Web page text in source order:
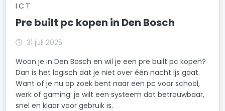
ICT
Pre built pc kopen in Den Bosch
31 juli 2025
Woon je in Den Bosch en wil je een pre built pc kopen?
Dan is het logisch dat je niet over één nacht ijs gaat.
Want of je nu op zoek bent naar een pc voor school,
werk of gaming: je wilt een systeem dat betrouwbaar,
snel en klaar voor gebruik is.